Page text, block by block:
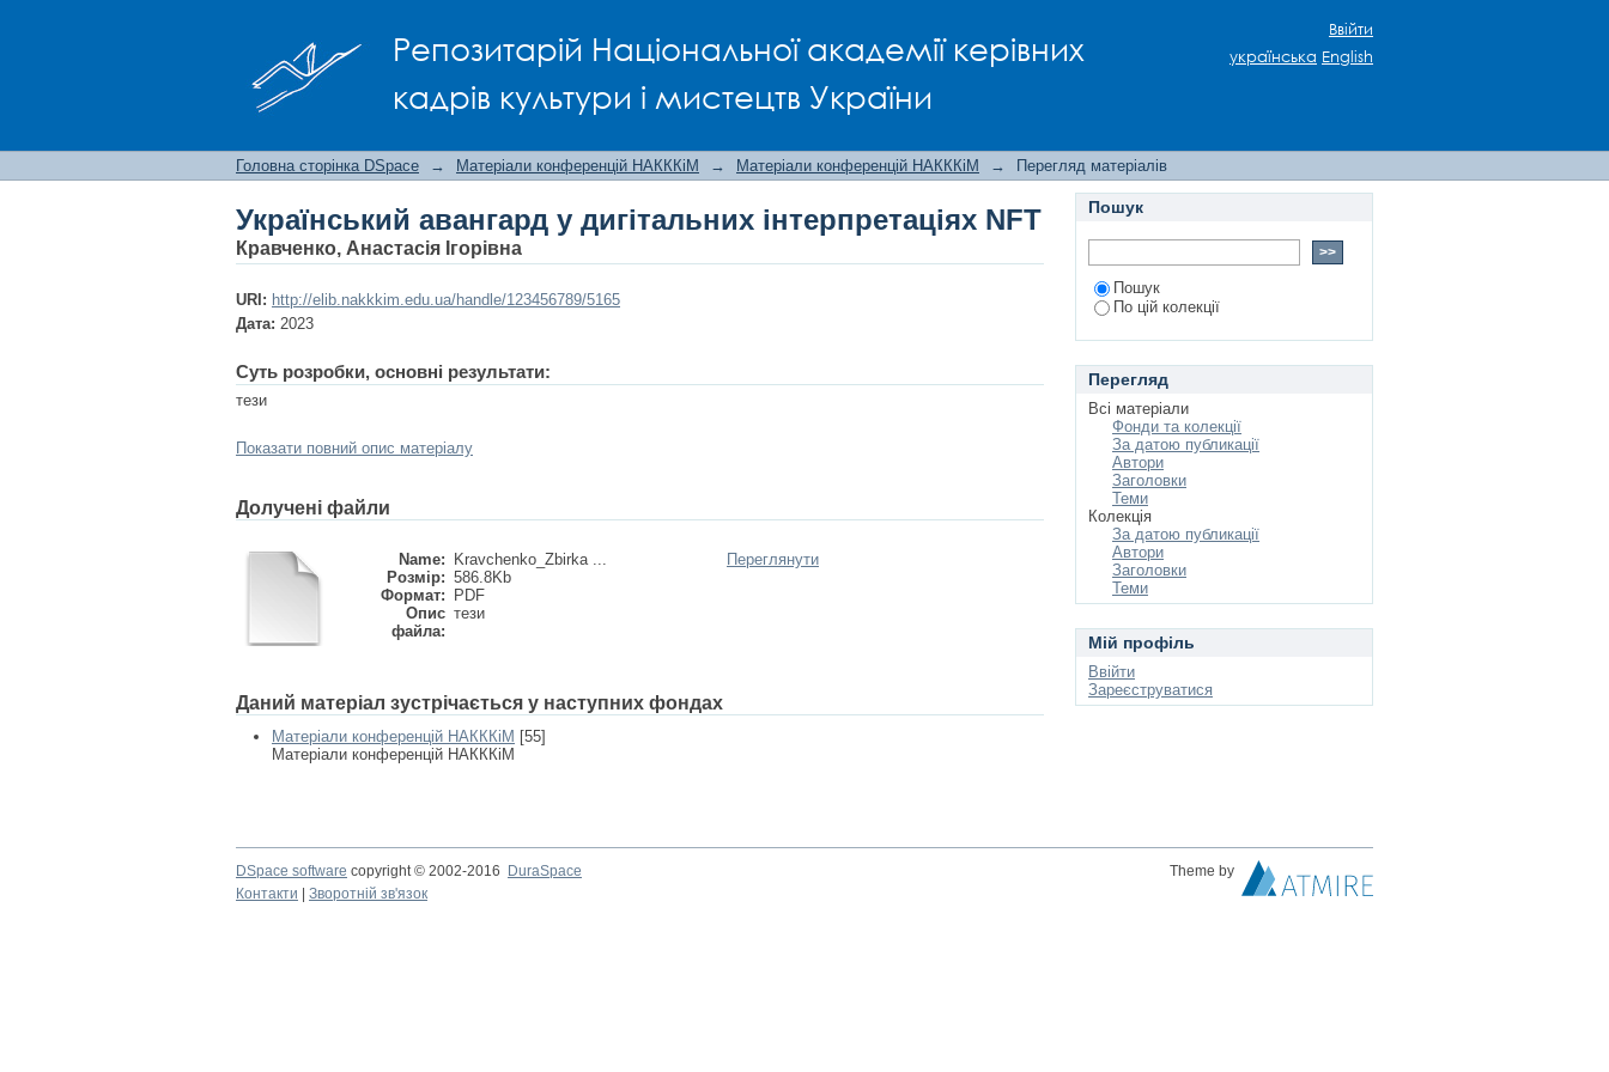
Репозитарій Національної академії керівних
кадрів культури і мистецтв України
Ввійти
українська English
Головна сторінка DSpace → Матеріали конференцій НАКККіМ → Матеріали конференцій НАКККіМ → Перегляд матеріалів
Український авангард у дигітальних інтерпретаціях NFT
Кравченко, Анастасія Ігорівна
URI: http://elib.nakkkim.edu.ua/handle/123456789/5165
Дата: 2023
Суть розробки, основні результати:
тези
Показати повний опис матеріалу
Долучені файли
Name:
Kravchenko_Zbirka ...
Розмір: 586.8Kb
Формат:
PDF
Опис
файла:
тези
Переглянути
Даний матеріал зустрічається у наступних фондах
Матеріали конференцій НАКККіМ [55]
Матеріали конференцій НАКККіМ
Пошук
Пошук
По цій колекції
Перегляд
Всі матеріали
Фонди та колекції
За датою публикації
Автори
Заголовки
Теми
Колекція
За датою публикації
Автори
Заголовки
Теми
Мій профіль
Ввійти
Зареєструватися
DSpace software copyright © 2002-2016 DuraSpace
Theme by
Контакти
Зворотній зв'язок